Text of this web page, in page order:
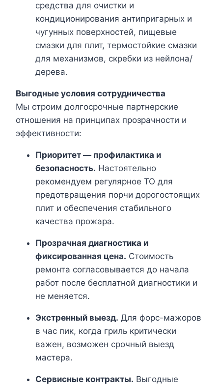
средства для очистки и
кондиционирования антипригарных и
чугунных поверхностей, пищевые
смазки для плит, термостойкие смазки
для механизмов, скребки из нейлона/
дерева.
Выгодные условия сотрудничества
Мы строим долгосрочные партнерские
отношения на принципах прозрачности и
эффективности:
Приоритет — профилактика и
безопасность. Настоятельно
рекомендуем регулярное ТО для
предотвращения порчи дорогостоящих
плит и обеспечения стабильного
качества прожара.
Прозрачная диагностика и
фиксированная цена. Стоимость
ремонта согласовывается до начала
работ после бесплатной диагностики и
не меняется.
Экстренный выезд. Для форс-мажоров
в час пик, когда гриль критически
важен, возможен срочный выезд
мастера.
Сервисные контракты. Выгодные